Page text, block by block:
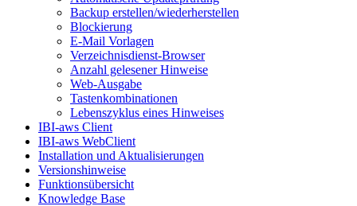
Backup erstellen/wiederherstellen
Blockierung
E-Mail Vorlagen
Verzeichnisdienst-Browser
Anzahl gelesener Hinweise
Web-Ausgabe
Tastenkombinationen
Lebenszyklus eines Hinweises
IBI-aws Client
IBI-aws WebClient
Installation und Aktualisierungen
Versionshinweise
Funktionsübersicht
Knowledge Base